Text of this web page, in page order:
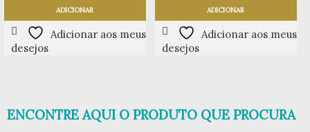
ADICIONAR
Adicionar aos meus
desejos
ADICIONAR
Adicionar aos meus
desejos
ENCONTRE AQUI O PRODUTO QUE PROCURA